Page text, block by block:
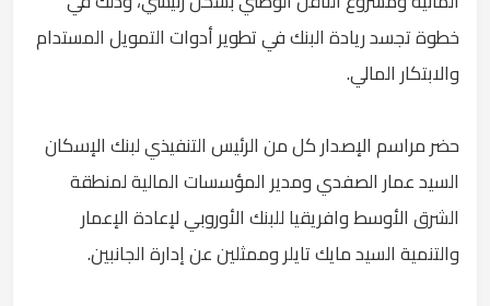
خطوة تجسد ريادة البنك في تطوير أدوات التمويل المستدام
والابتكار المالي.
حضر مراسم الإصدار كل من الرئيس التنفيذي لبنك الإسكان
السيد عمار الصفدي ومدير المؤسسات المالية لمنطقة
الشرق الأوسط وافريقيا للبنك الأوروبي لإعادة الإعمار
والتنمية السيد مايك تايلر وممثلين عن إدارة الجانبين.